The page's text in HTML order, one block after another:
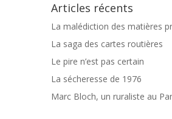
Articles récents
La malédiction des matières
La saga des cartes routières
Le pire n’est pas certain
La sécheresse de 1976
Marc Bloch, un ruraliste au